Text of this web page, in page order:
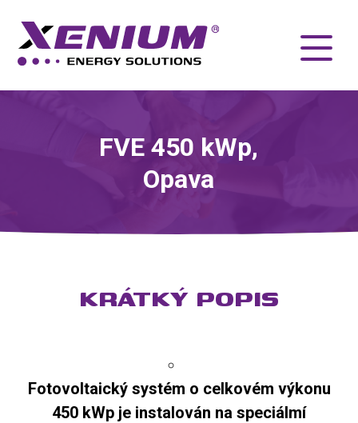
FVE 450 kWp,
Opava
KRÁTKÝ POPIS
Fotovoltaický systém o celkovém výkonu
450 kWp je instalován na speciálmí